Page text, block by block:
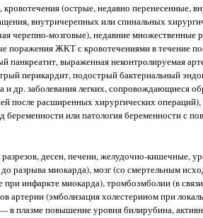
кровотечения (острые, недавно перенесенные,
внутричерепных или спинальных
черепно-мозговые), недавние множественные
поражения ЖКТ с кровотечениями в течение
панкреатит, выраженная неконтролируемая
перикардит, подострый бактериальный
и др. заболевания легких, сопровождающиеся
после расширенных хирургических
беременности или патология беременности с
десен, печени, желудочно-кишечные,
разрыва миокарда), мозг (со смертельным
инфаркте миокарда), тромбоэмболии (в
артерии (эмболизация холестерином при
плазме повышение уровня билирубина,